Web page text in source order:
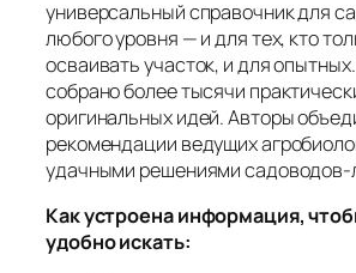
универсальный справочник для
любого уровня — и для тех, кто
осваивать участок, и для
собрано более тысячи
оригинальных идей. Авторы
рекомендации ведущих
удачными решениями
Как устроена информация,
удобно искать: